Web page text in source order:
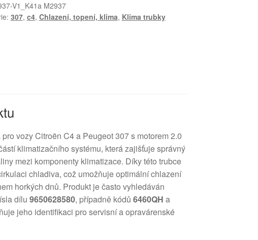
V1_K41a M2937
307, c4, Chlazení, topení, klima, Klima trubky
vozy Citroën C4 a Peugeot 307 s motorem 2.0
klimatizačního systému, která zajišťuje správný
mezi komponenty klimatizace. Díky této trubce
chladiva, což umožňuje optimální chlazení
horkých dnů. Produkt je často vyhledáván
dílu9650628580, případně kódů6460QH a
jeho identifikaci pro servisní a opravárenské